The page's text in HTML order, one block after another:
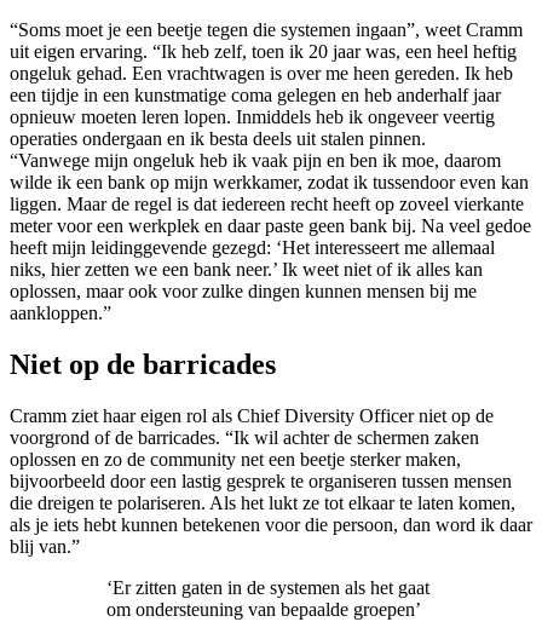
“Soms moet je een beetje tegen die systemen ingaan”, weet Cramm
uit eigen ervaring. “Ik heb zelf, toen ik 20 jaar was, een heel heftig
ongeluk gehad. Een vrachtwagen is over me heen gereden. Ik heb
een tijdje in een kunstmatige coma gelegen en heb anderhalf jaar
opnieuw moeten leren lopen. Inmiddels heb ik ongeveer veertig
operaties ondergaan en ik besta deels uit stalen pinnen.
“Vanwege mijn ongeluk heb ik vaak pijn en ben ik moe, daarom
wilde ik een bank op mijn werkkamer, zodat ik tussendoor even kan
liggen. Maar de regel is dat iedereen recht heeft op zoveel vierkante
meter voor een werkplek en daar paste geen bank bij. Na veel gedoe
heeft mijn leidinggevende gezegd: ‘Het interesseert me allemaal
niks, hier zetten we een bank neer.’ Ik weet niet of ik alles kan
oplossen, maar ook voor zulke dingen kunnen mensen bij me
aankloppen.”
Niet op de barricades
Cramm ziet haar eigen rol als Chief Diversity Officer niet op de
voorgrond of de barricades. “Ik wil achter de schermen zaken
oplossen en zo de community net een beetje sterker maken,
bijvoorbeeld door een lastig gesprek te organiseren tussen mensen
die dreigen te polariseren. Als het lukt ze tot elkaar te laten komen,
als je iets hebt kunnen betekenen voor die persoon, dan word ik daar
blij van.”
‘Er zitten gaten in de systemen als het gaat
om ondersteuning van bepaalde groepen’